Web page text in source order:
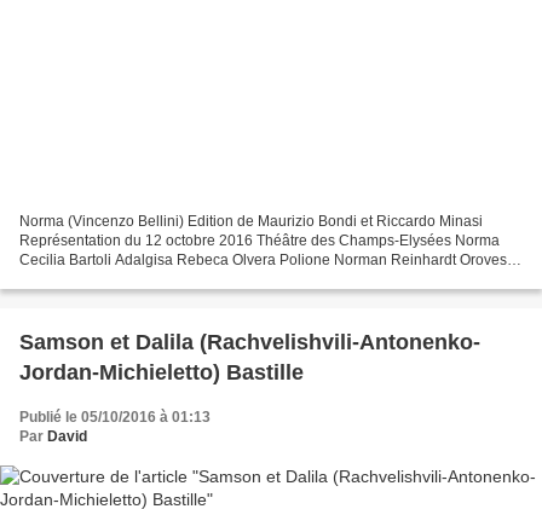
Norma (Vincenzo Bellini) Edition de Maurizio Bondi et Riccardo Minasi
Représentation du 12 octobre 2016 Théâtre des Champs-Elysées Norma
Cecilia Bartoli Adalgisa Rebeca Olvera Polione Norman Reinhardt Oroveso
Samson et Dalila (Rachvelishvili-Antonenko-
Jordan-Michieletto) Bastille
Publié le 05/10/2016 à 01:13
Par David